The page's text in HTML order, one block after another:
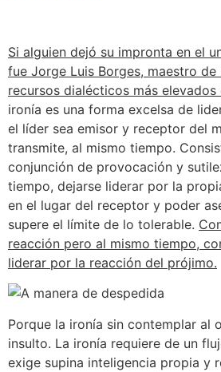
Si alguien dejó su impronta en el
fue Jorge Luis Borges, maestro
recursos dialécticos más elevados
ironía es una forma excelsa de
el líder sea emisor y receptor del
transmite, al mismo tiempo.
conjunción de provocación y
tiempo, dejarse liderar por la
en el lugar del receptor y poder
supere el límite de lo tolerable.
reacción pero al mismo tiempo,
liderar por la reacción del prójimo.
Porque la ironía sin contemplar al
insulto. La ironía requiere de un
exige supina inteligencia propia y